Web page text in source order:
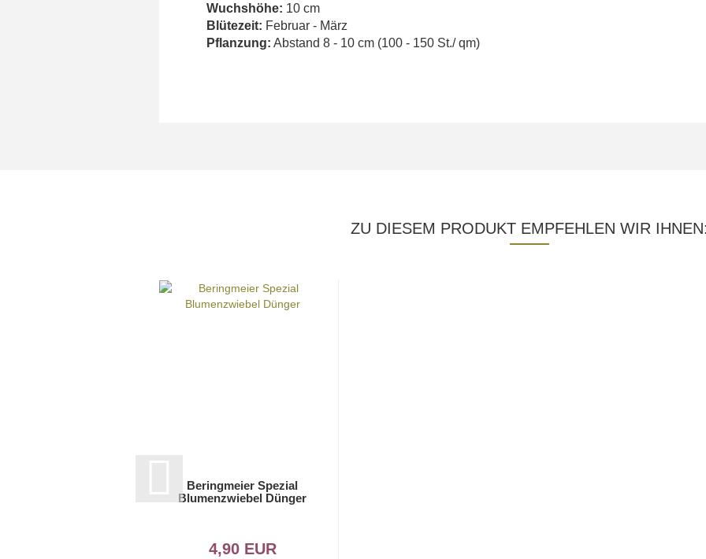
Wuchshöhe: 10 cm
Blütezeit: Februar - März
Pflanzung: Abstand 8 - 10 cm (100 - 150 St./ qm)
ZU DIESEM PRODUKT EMPFEHLEN WIR
Beringmeier Spezial
Blumenzwiebel Dünger
4,90 EUR